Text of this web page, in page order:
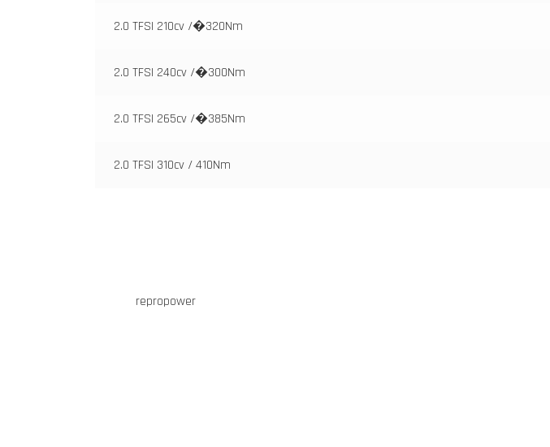
2.0 TFSI 210cv /�320Nm
2.0 TFSI 240cv /�300Nm
2.0 TFSI 265cv /�385Nm
2.0 TFSI 310cv / 410Nm
repropower